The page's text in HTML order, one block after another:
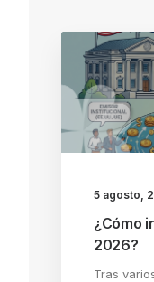
5 agosto,
¿Cómo
2026?
Tras